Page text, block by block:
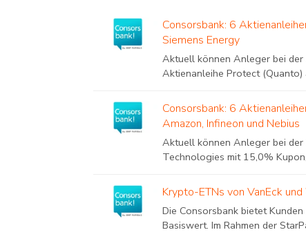
Consorsbank: 6
Siemens Energy
Aktuell können Anleger bei
Aktienanleihe Protect
Consorsbank: 6
Amazon, Infineon und Nebius
Aktuell können Anleger bei
Technologies mit 15,0%
Krypto-ETNs von VanEck
Die Consorsbank bietet
Basiswert. Im Rahmen der